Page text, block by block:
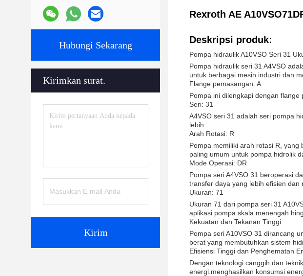
Hubungi Sekarang
Kirimkan surat.
Kirim
Rexroth AE
Deskripsi produk:
Pompa hidraulik A10VSO Seri 31
Pompa hidraulik seri 31 A4VSO
untuk berbagai mesin industri dan
Flange pemasangan: A
Pompa ini dilengkapi dengan
Seri: 31
A4VSO seri 31 adalah seri pompa
lebih.
Arah Rotasi: R
Pompa memiliki arah rotasi R,
paling umum untuk pompa hidrolik
Mode Operasi: DR
Pompa seri A4VSO 31 beroperasi
transfer daya yang lebih efisien dan
Ukuran: 71
Ukuran 71 dari pompa seri 31
aplikasi pompa skala menengah
Kekuatan dan Tekanan Tinggi
Pompa seri A10VSO 31 dirancang
berat yang membutuhkan sistem
Efisiensi Tinggi dan Penghematan
Dengan teknologi canggih dan
energi.menghasilkan konsumsi